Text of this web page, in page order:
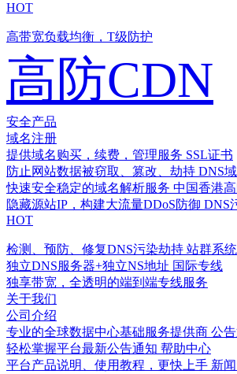
HOT
高带宽负载均衡，T级防护
高防CDN
安全产品
域名注册
提供域名购买，续费，管理服务 SSL证书
防止网站数据被窃取、篡改、劫持 DNS
快速安全稳定的域名解析服务 中国香港
隐藏源站IP，构建大流量DDoS防御 DNS
HOT
检测、预防、修复DNS污染劫持 站群系统
独立DNS服务器+独立NS地址 国际专线
独享带宽，全透明的端到端专线服务
关于我们
公司介绍
专业的全球数据中心基础服务提供商 公
轻松掌握平台最新公告通知 帮助中心
平台产品说明、使用教程，更快上手 新